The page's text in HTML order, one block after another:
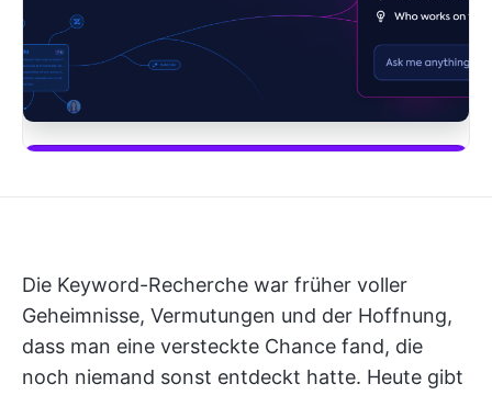
Die Keyword-Recherche war früher voller
Geheimnisse, Vermutungen und der Hoffnung,
dass man eine versteckte Chance fand, die
noch niemand sonst entdeckt hatte. Heute gibt